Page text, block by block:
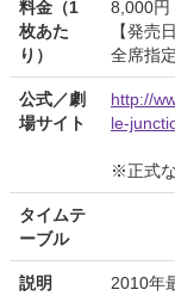
料金（1
枚あた
り）
8,000円
【発売日
全席指
公式／劇
場サイト
http://
le-
※正式
タイムテ
ーブル
説明
2010年